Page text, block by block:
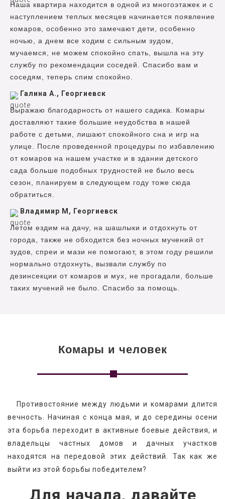
Наша квартира находится в одной из многоэтажек и с
наступлением теплых месяцев начинается появление
комаров, особенно это замечают дети, особенно
ночью, а днем все ходим с сильным зудом,
мучаемся, не можем спокойно спать, вышла на эту
службу по рекомендации соседей. Спасибо вам и
соседям, теперь спим спокойно.
Галина А., Георгиевск
Выражаю благодарность от нашего садика. Комары
доставляют такие большие неудобства в нашей
работе с детьми, лишают спокойного сна и игр на
улице. После проведенной процедуры по избавлению
от комаров на нашем участке и в здании детского
сада больше подобных трудностей не было весь
сезон, планируем в следующем году тоже сюда
обратиться.
Владимир М, Георгиевск
Летом ездим на дачу, на шашлыки и отдохнуть от
города, также не обходится без ночных мучений от
зудов, спреи и мази не помогают, в этом году решили
нормально отдохнуть, вызвали службу по
дезинсекции от комаров и мух, не прогадали, больше
таких мучений не было. Спасибо за помощь.
Комары и человек
Противостояние между людьми и комарами длится
вечность. Начиная с конца мая, и до середины осени
эта борьба переходит в активные боевые действия, и
владельцы частных домов и дачных участков
находятся на передовой этих действий. Так как же
выйти из этой борьбы победителем?
Для начала, давайте